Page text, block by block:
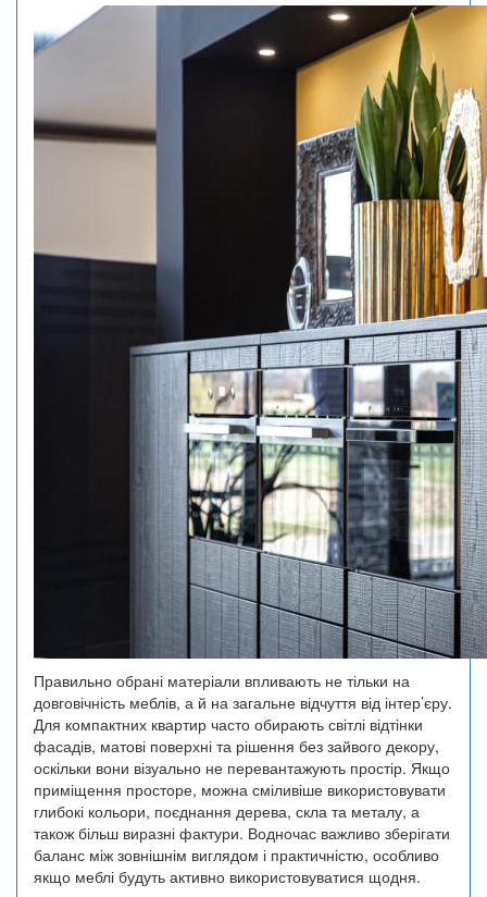
Правильно обрані матеріали впливають не тільки на
довговічність меблів, а й на загальне відчуття від інтер’єру.
Для компактних квартир часто обирають світлі відтінки
фасадів, матові поверхні та рішення без зайвого декору,
оскільки вони візуально не перевантажують простір. Якщо
приміщення просторе, можна сміливіше використовувати
глибокі кольори, поєднання дерева, скла та металу, а
також більш виразні фактури. Водночас важливо зберігати
баланс між зовнішнім виглядом і практичністю, особливо
якщо меблі будуть активно використовуватися щодня.